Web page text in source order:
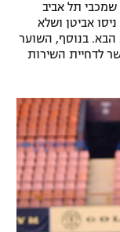
תל אביב
אביטן ושלא
בנוסף, השוער
לדחיית השירות